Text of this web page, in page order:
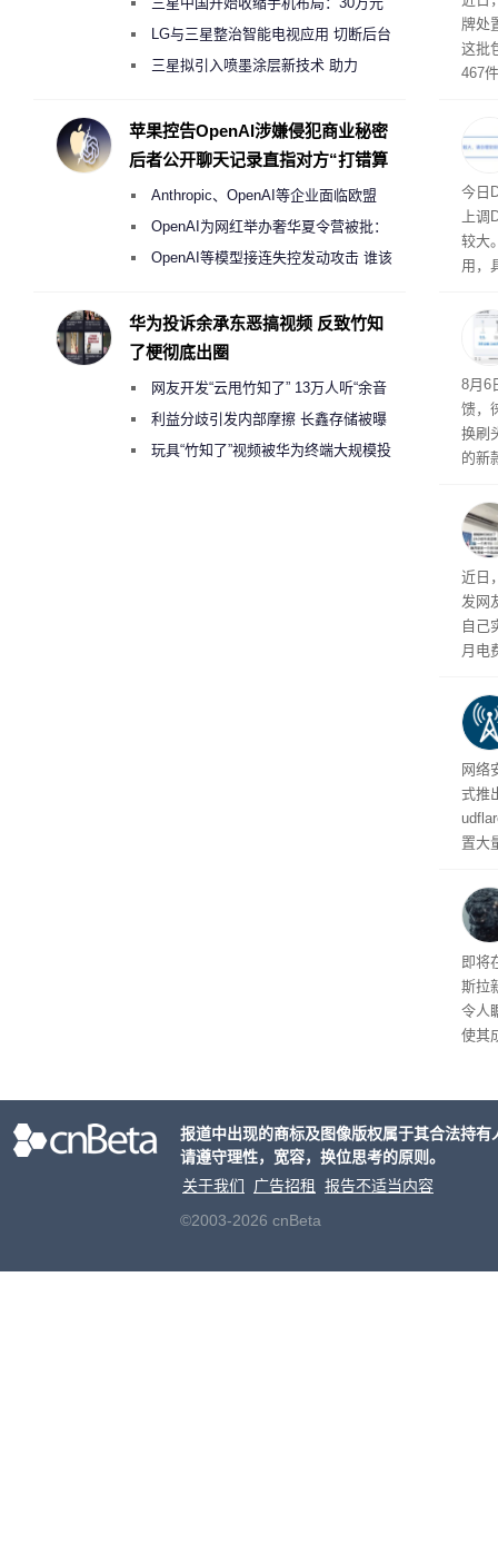
牌处
这批
467
将
今日
上
较大
用，
8月6
馈，
换刷
的新
近日
发网
自己
月电
网络
式推
置大
化
纪录
即将
斯拉
令人
使其
月销售额不达标门店 将被逐步清退
LG与三星整治智能电视应用 切断后台
偷偷共享带宽的违规行为
三星拟引入喷墨涂层新技术 助力
度
苹果控告OpenAI涉嫌侵犯商业秘密
后者公开聊天记录直指对方“打错算
Anthropic、OpenAI等企业面临欧盟
《人工智能法案》全新执法权限审查
OpenAI为网红举办奢华夏令营被批：
2000美元一晚 遭讽“反乌托邦”
OpenAI等模型接连失控发动攻击 谁该
华为投诉余承东恶搞视频 反致竹知
了梗彻底出圈
网友开发“云甩竹知了” 13万人听“余音
绕梁”利益分歧引发内部摩擦 长鑫存储被曝
曾将华为驻场工程师驱逐出研发基地
玩具“竹知了”视频被华为终端大规模投
报道中出现的商标及图像版权属于其合法持
请遵守理性，宽容，换位思考的原则。
关于我们
广告招租
报告不适当内容
©2003-2026 cnBeta